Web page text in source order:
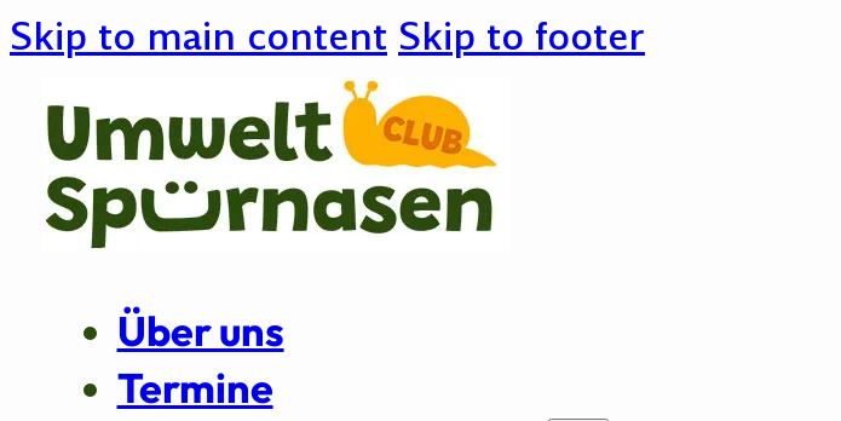
Skip to main content Skip to footer
Über uns
Termine